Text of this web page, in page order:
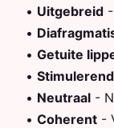
• Uitgebreid -
•
• Getuite
• Stimulerend
• Neutraal -
• Coherent -